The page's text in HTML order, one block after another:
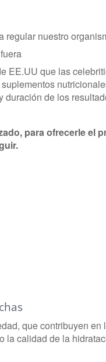
regular nuestro
EE.UU que las
duración de los
para ofrecerle el
que contribuyen
calidad de la